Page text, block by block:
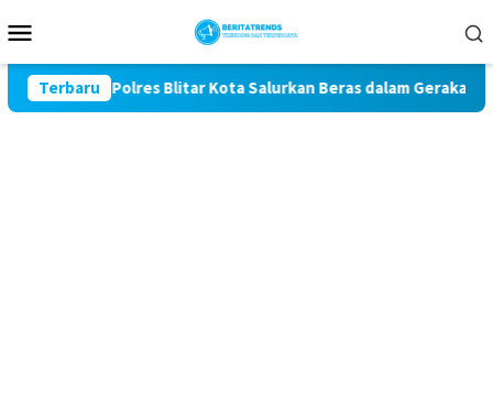
ke
Mobile
Terbaru
81, Polres Blitar Kota Salurkan Beras dalam Gerakan Pangan